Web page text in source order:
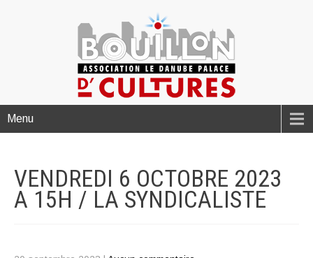
Menu
VENDREDI 6 OCTOBRE 2023
A 15H / LA SYNDICALISTE